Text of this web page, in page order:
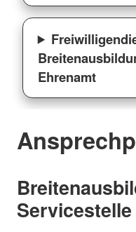
Ehrenamt